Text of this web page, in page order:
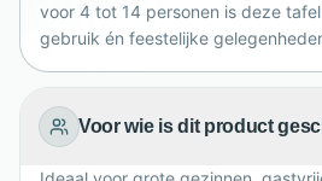
voor 4 tot 14 personen is deze
gebruik én feestelijke
Voor wie is dit product